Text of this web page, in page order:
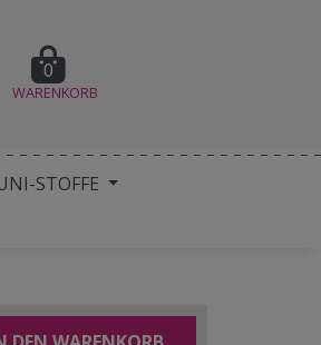
0
WARENKORB
STOFFE